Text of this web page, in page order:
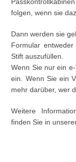
folgen, wenn sie
Dann werden sie
Formular
Stift auszufüllen.
Wenn Sie nur ein
ein. Wenn Sie ein
mehr darüber, wer
Weitere
finden Sie in